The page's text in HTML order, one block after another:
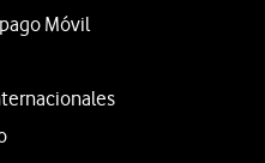
Móvil